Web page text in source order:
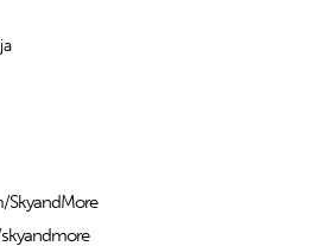
SkyandMore